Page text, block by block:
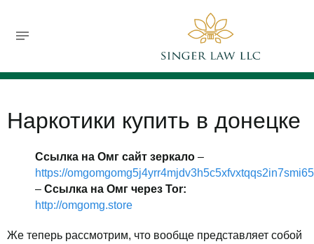
jsinger@singerlawllc.com
FREE CONSULTATION
Наркотики купить в донецке
Ссылка на Омг сайт зеркало –
https://
– Ссылка на Омг через Tor:
http://omgomg.store
Же теперь рассмотрим, что вообще представляет собой